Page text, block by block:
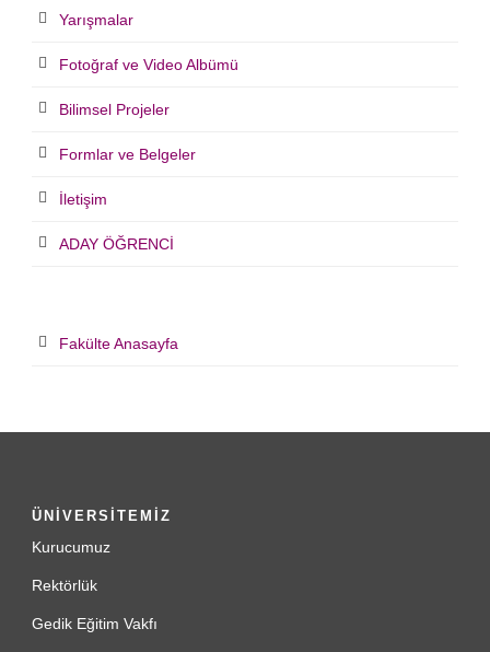
Yarışmalar
Fotoğraf ve Video Albümü
Bilimsel Projeler
Formlar ve Belgeler
İletişim
ADAY ÖĞRENCİ
Fakülte Anasayfa
ÜNİVERSİTEMİZ
Kurucumuz
Rektörlük
Gedik Eğitim Vakfı